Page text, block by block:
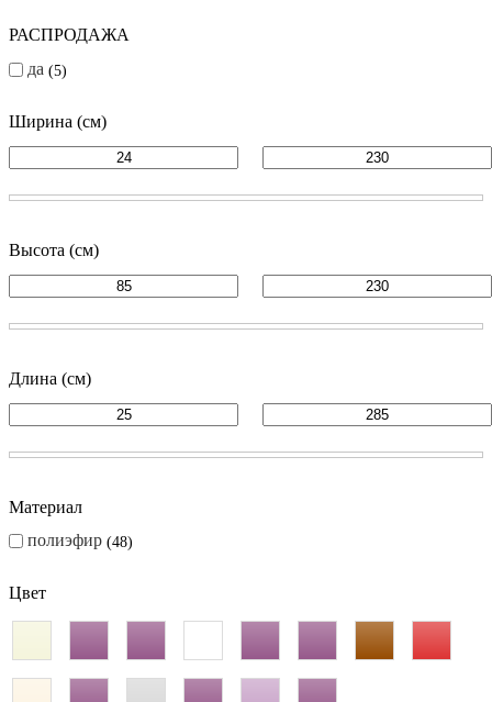
РАСПРОДАЖА
да
5
Ширина (см)
Высота (см)
Длина (см)
Материал
полиэфир 48
Цвет